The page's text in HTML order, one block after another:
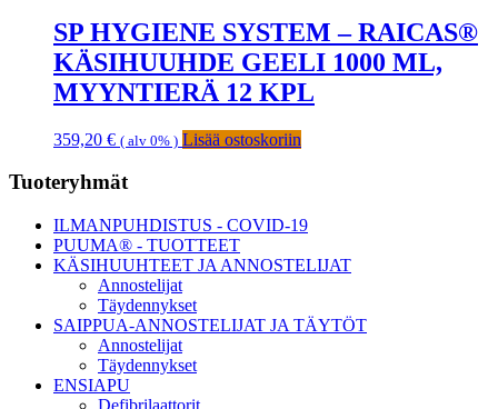
SP HYGIENE SYSTEM – RAICAS®
KÄSIHUUHDE GEELI 1000 ML,
MYYNTIERÄ 12 KPL
359,20 € ( alv 0% ) Lisää ostoskoriin
Ensisijainen
sivupalkki
Tuoteryhmät
ILMANPUHDISTUS - COVID-19
PUUMA® - TUOTTEET
KÄSIHUUHTEET JA ANNOSTELIJAT
Annostelijat
Täydennykset
SAIPPUA-ANNOSTELIJAT JA TÄYTÖT
Annostelijat
Täydennykset
ENSIAPU
Defibrilaattorit